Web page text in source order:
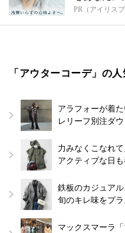
PR（アイリスプ
「アウターコーデ」の
アラフォーが着た
レリーフ別注ダウ
力みなくこなれ
アクティブな日
鉄板のカジュア
旬のキレ味をプラ
マックスマーラ